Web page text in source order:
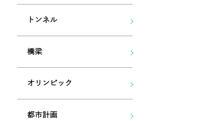
トンネル
橋梁
オリンピック
都市計画